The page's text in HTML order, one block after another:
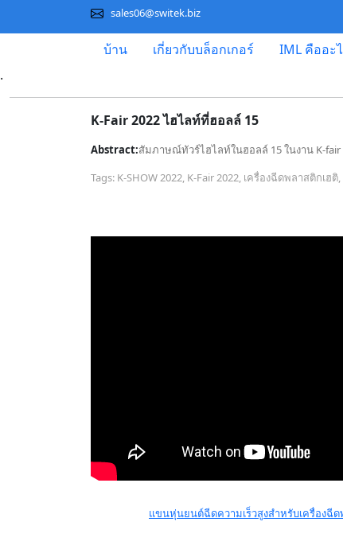
sales06@switek.biz
บ้าน เกี่ยวกับบล็อกเกอร์ IML คืออะ
.
K-Fair 2022 ไฮไลท์ที่ฮอลล์ 15
Abstract:สัมภาษณ์ทัวร์ไฮไลท์ในฮอลล์ 15 ในงาน K-fair
Tags: K-SHOW 2022, K-Fair 2022, เครื่องฉีดพลาสติกเ
แขนหุ่นยนต์ฉีดความเร็วสูงสำหรับเครื่องฉีด